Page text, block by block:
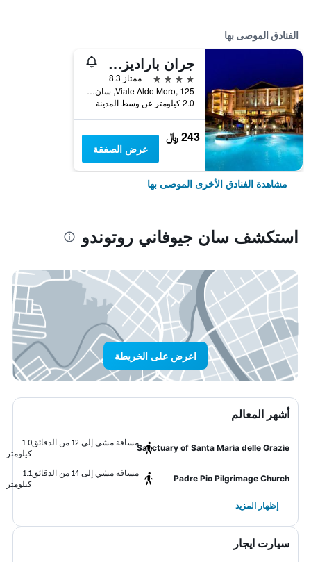
الفنادق الموصى بها
جران باراديزو هوتل سبا
4 نجوم
ممتاز 8.3
Viale Aldo Moro, 125, سان جيوفاني روتوندو, مقاطعة فودجا, إيطاليا
2.0 كيلومتر عن وسط المدينة
243 ﷼
عرض الصفقة
مشاهدة الفنادق الأخرى الموصى بها
استكشف سان جيوفاني روتوندو
اعرض على الخريطة
أشهر المعالم
Sanctuary of Santa Maria delle Grazie
مسافة مشي إلى 12 من الدقائق
1.0
كيلومتر
Padre Pio Pilgrimage Church
مسافة مشي إلى 14 من الدقائق
1.1
كيلومتر
إظهار المزيد
سيارت ايجار